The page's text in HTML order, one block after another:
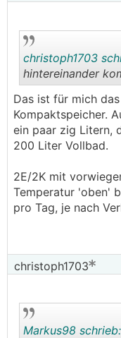
christoph1703
hintereinander
Das ist für mich
Kompaktspeicher.
ein paar zig Litern,
200 Liter Vollbad.
2E/2K mit
Temperatur 'oben'
pro Tag, je nach
christoph1703
Markus98 schrieb: